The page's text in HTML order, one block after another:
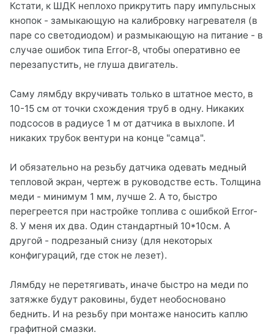
Кстати, к ШДК неплохо прикрутить пару импульсных
кнопок - замыкающую на калибровку нагревателя (в
паре со светодиодом) и размыкающую на питание - в
случае ошибок типа Error-8, чтобы оперативно ее
перезапустить, не глуша двигатель.
Саму лямбду вкручивать только в штатное место, в
10-15 см от точки схождения труб в одну. Никаких
подсосов в радиусе 1 м от датчика в выхлопе. И
никаких трубок вентури на конце "самца".
И обязательно на резьбу датчика одевать медный
тепловой экран, чертеж в руководстве есть. Толщина
меди - минимум 1 мм, лучше 2. А то, быстро
перегреется при настройке топлива с ошибкой Error-
8. У меня их два. Один стандартный 10*10см. А
другой - подрезаный снизу (для некоторых
конфигураций, где сток не лезет).
Лямбду не перетягивать, иначе быстро на меди по
затяжке будут раковины, будет необосновано
беднить. И на резьбу при монтаже наносить каплю
графитной смазки.